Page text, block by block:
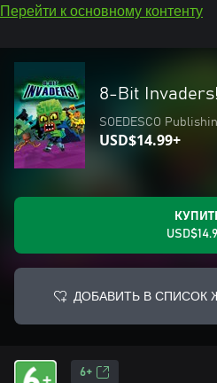
Перейти к основному контенту
8-Bit Invaders!
SOEDESCO
USD$14.99+
ДОБАВИТЬ В СПИСОК
6+